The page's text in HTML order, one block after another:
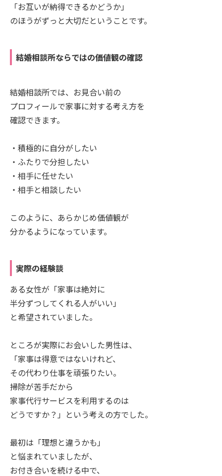
「お互いが納得できるかどうか」
のほうがずっと大切だということです。
結婚相談所ならではの価値観の確認
結婚相談所では、お見合い前の
プロフィールで家事に対する考え方を
確認できます。
・積極的に自分がしたい
・ふたりで分担したい
・相手に任せたい
・相手と相談したい
このように、あらかじめ価値観が
分かるようになっています。
実際の経験談
ある女性が「家事は絶対に
半分ずつしてくれる人がいい」
と希望されていました。
ところが実際にお会いした男性は、
「家事は得意ではないけれど、
その代わり仕事を頑張りたい。
掃除が苦手だから
家事代行サービスを利用するのは
どうですか？」という考えの方でした。
最初は「理想と違うかも」
と悩まれていましたが、
お付き合いを続ける中で、